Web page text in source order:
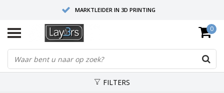
MARKTLEIDER IN 3D PRINTING
HOOGWAARDIGE SERVICE EN SUPPORT
FYSIEKE SHOWROOMS
0
FILTERS